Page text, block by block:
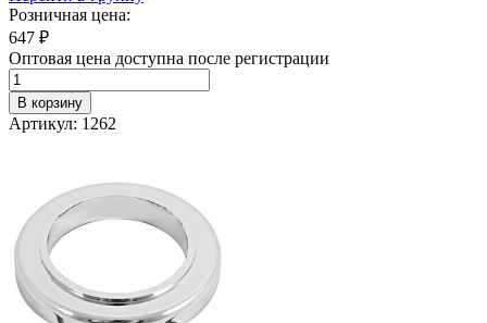
Розничная цена:
647 ₽
Оптовая цена доступна после регистрации
В корзину
Артикул: 1262